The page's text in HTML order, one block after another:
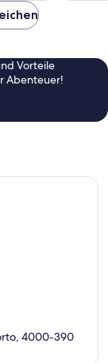
Vorteile
Abenteuer!
4000-390